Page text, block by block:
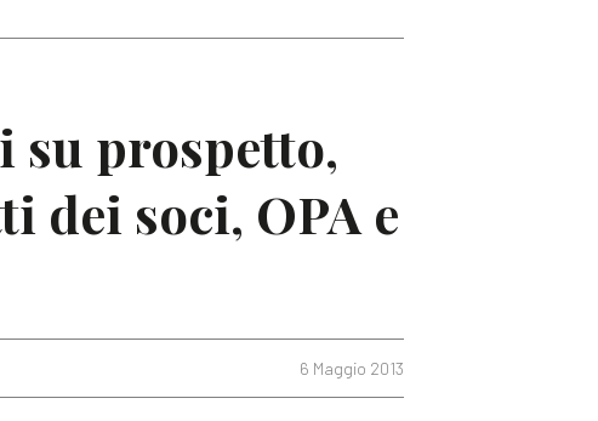
su prospetto,
dei soci, OPA e
6 Maggio 2013